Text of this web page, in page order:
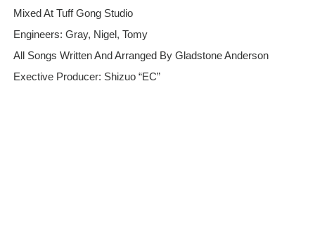
Mixed At Tuff Gong Studio
Engineers: Gray, Nigel, Tomy
All Songs Written And Arranged By Gladstone Anderson
Exective Producer: Shizuo “EC”